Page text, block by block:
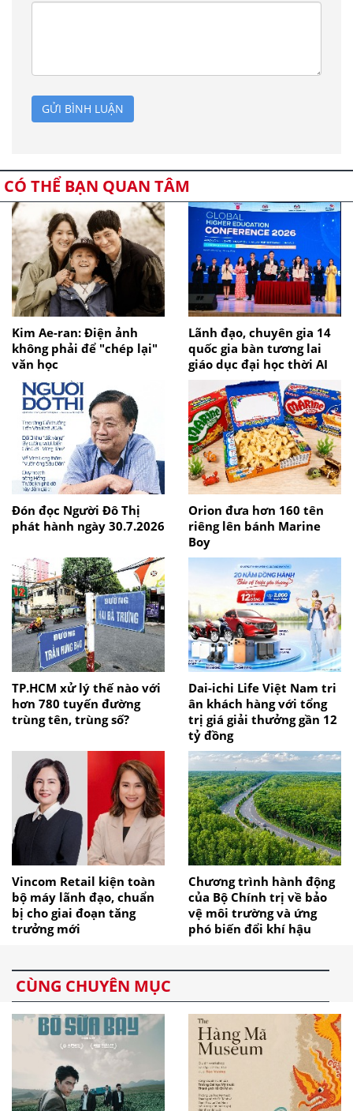
GỬI BÌNH LUẬN
CÓ THỂ BẠN QUAN TÂM
Kim Ae-ran: Điện ảnh
không phải để "chép lại"
văn học
Lãnh đạo, chuyên gia 14
quốc gia bàn tương lai
giáo dục đại học thời AI
Đón đọc Người Đô Thị
phát hành ngày 30.7.2026
Orion đưa hơn 160 tên
riêng lên bánh Marine
Boy
TP.HCM xử lý thế nào với
hơn 780 tuyến đường
trùng tên, trùng số?
Dai-ichi Life Việt Nam tri
ân khách hàng với tổng
trị giá giải thưởng gần 12
tỷ đồng
Vincom Retail kiện toàn
bộ máy lãnh đạo, chuẩn
bị cho giai đoạn tăng
trưởng mới
Chương trình hành động
của Bộ Chính trị về bảo
vệ môi trường và ứng
phó biến đổi khí hậu
CÙNG CHUYÊN MỤC